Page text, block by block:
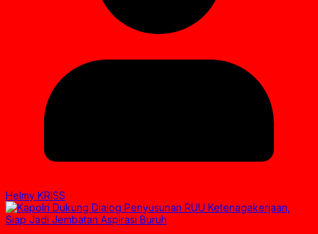
Helmy KRISS